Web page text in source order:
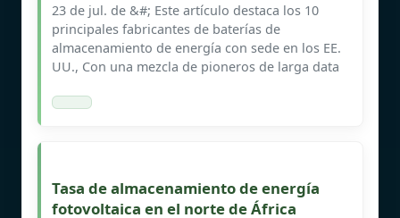
23 de jul. de &#; Este artículo destaca los 10
principales fabricantes de baterías de
almacenamiento de energía con sede en los EE.
UU., Con una mezcla de pioneros de larga data
Tasa de almacenamiento de energía
fotovoltaica en el norte de África